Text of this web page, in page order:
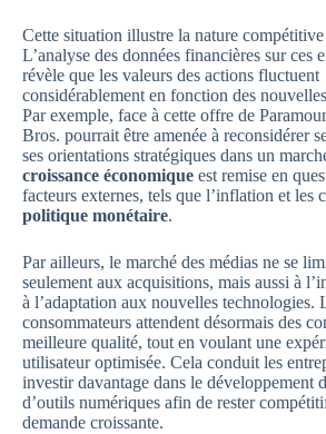
Cette situation illustre la nature compétitive
L’analyse des données financières sur ces
révèle que les valeurs des actions fluctuent
considérablement en fonction des
Par exemple, face à cette offre de
Bros. pourrait être amenée à reconsidérer
ses orientations stratégiques dans un
croissance économique est remise en
facteurs externes, tels que l’inflation et les
politique monétaire.
Par ailleurs, le marché des médias ne se
seulement aux acquisitions, mais aussi à
à l’adaptation aux nouvelles technologies.
consommateurs attendent désormais des
meilleure qualité, tout en voulant une
utilisateur optimisée. Cela conduit les
investir davantage dans le développement
d’outils numériques afin de rester
demande croissante.